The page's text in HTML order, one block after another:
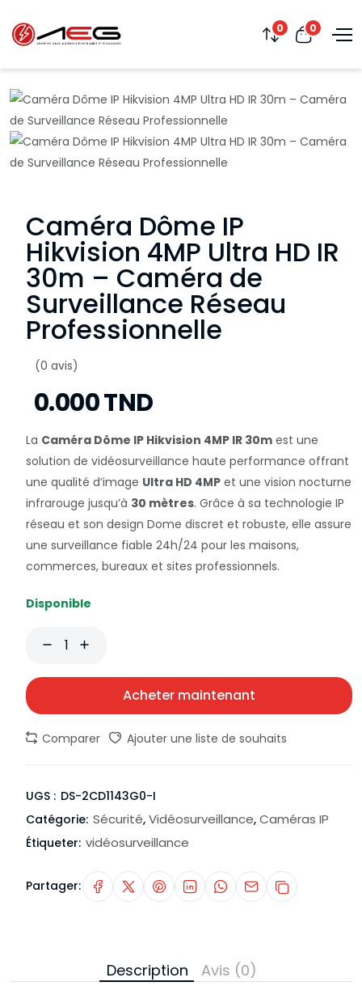
0 0
Caméra Dôme IP
Hikvision 4MP Ultra HD IR
30m – Caméra de
Surveillance Réseau
Professionnelle
(0 avis)
0.000 TND
La Caméra Dôme IP Hikvision 4MP IR 30m est une
solution de vidéosurveillance haute performance offrant
une qualité d’image Ultra HD 4MP et une vision nocturne
infrarouge jusqu’à 30 mètres. Grâce à sa technologie IP
réseau et son design Dome discret et robuste, elle assure
une surveillance fiable 24h/24 pour les maisons,
commerces, bureaux et sites professionnels.
Disponible
Acheter maintenant
Comparer Ajouter une liste de souhaits
UGS : DS-2CD1143G0-I
Catégorie: Sécurité, Vidéosurveillance, Caméras IP
Étiqueter: vidéosurveillance
Partager:
Description Avis (0)